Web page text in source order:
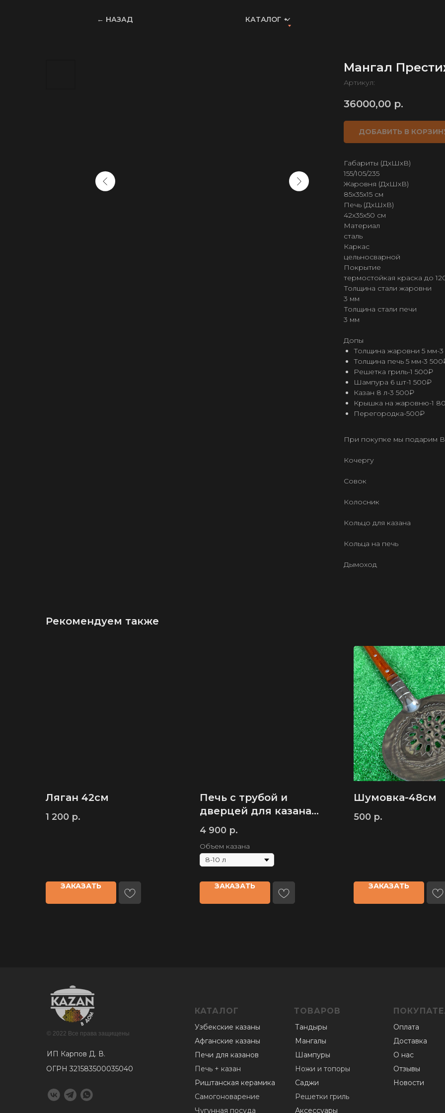
КАТАЛОГ
← НАЗАД
Мангал
Артикул:
36000,00 р.
ДОБАВИТЬ В
Габариты (ДхШхВ)
155/105/235
Жаровня (ДхШхВ)
85х35х15 см
Печь (ДхШхВ)
42х35х50 см
Материал
сталь
Каркас
цельносварной
Покрытие
термостойкая краска до
Толщина стали жаровни
3 мм
Толщина стали печи
3 мм
Допы
Толщина жаровни 5 мм-
Толщина печь 5 мм-3
Решетка гриль-1 500₽
Шампура 6 шт-1 500₽
Казан 8 л-3 500₽
Крышка на жаровню-1
Перегородка-500₽
При покупке мы подарим
Кочергу
Совок
Колосник
Кольцо для казана
Кольца на печь
Дымоход
Рекомендуем также
Ляган 42см
1 200 р.
ЗАКАЗАТЬ
Печь с трубой и
дверцей для казана
толщина стали 3мм
4 900 р.
Объем казана
ЗАКАЗАТЬ
Шумовка-48см
500 р.
ЗАКАЗАТЬ
КАТАЛОГ
Узбекские казаны
Афганские казаны
Печи для казанов
Печь + казан
Риштанская керамика
Самогоноварение
Чугунная посуда
Тандыры
Мангалы
Шампуры
Ножи и топоры
Саджи
Решетки гриль
Аксессуары
Оплата
Доставка
О нас
Отзывы
Новости
© 2022 Все права защищены
ОГРН 321583500035040
ИП Карпов Д. В.
ТОВАРОВ